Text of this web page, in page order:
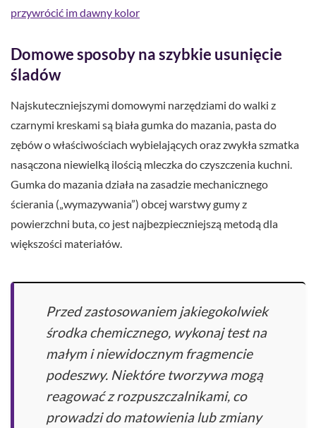
przywrócić im dawny kolor
Domowe sposoby na szybkie usunięcie
śladów
Najskuteczniejszymi domowymi narzędziami do walki z
czarnymi kreskami są biała gumka do mazania, pasta do
zębów o właściwościach wybielających oraz zwykła szmatka
nasączona niewielką ilością mleczka do czyszczenia kuchni.
Gumka do mazania działa na zasadzie mechanicznego
ścierania („wymazywania”) obcej warstwy gumy z
powierzchni buta, co jest najbezpieczniejszą metodą dla
większości materiałów.
Przed zastosowaniem jakiegokolwiek
środka chemicznego, wykonaj test na
małym i niewidocznym fragmencie
podeszwy. Niektóre tworzywa mogą
reagować z rozpuszczalnikami, co
prowadzi do matowienia lub zmiany